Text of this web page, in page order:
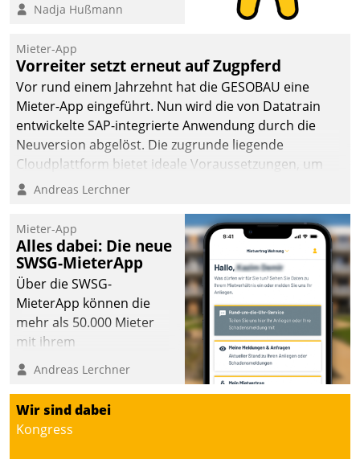
methodisch
Quartier. Dazwischen
zeigte Datatrain, was es
Neues zu bieten hat.
Nadja Hußmann
Mieter-App
Vorreiter setzt erneut auf Zugpferd
Vor rund einem Jahrzehnt hat die GESOBAU eine
Mieter-App eingeführt. Nun wird die von Datatrain
entwickelte SAP-integrierte Anwendung durch die
Neuversion abgelöst. Die zugrunde liegende
Cloudplattform bietet ideale Voraussetzungen, um
die Funktionalität der App zu erweitern und weitere
integrieren.
Andreas Lerchner
Mieter-App
Alles dabei: Die neue
SWSG-MieterApp
Über die SWSG-
MieterApp können die
mehr als 50.000 Mieter
mit ihrem
Wohnungsunternehmen
kommunizieren, auf dem
Laufenden bleiben, Daten
einsehen und ändern
oder
Andreas Lerchner
Wir sind dabei
Kongress